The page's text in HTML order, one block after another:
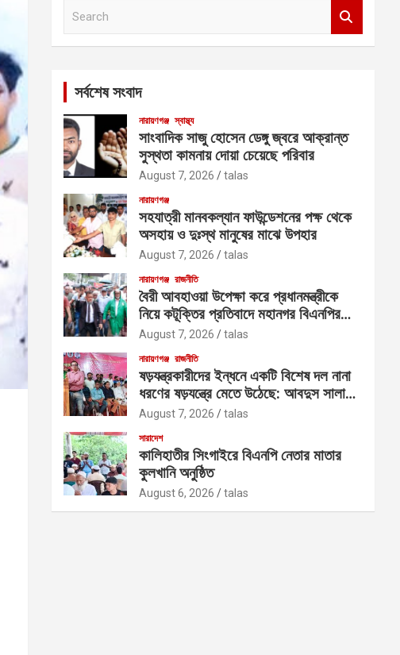
সর্বশেষ সংবাদ
নারায়ণগঞ্জ স্বাস্থ্য
সাংবাদিক সাজু হোসেন ডেঙ্গু জ্বরে আক্রান্ত
সুস্থতা কামনায় দোয়া চেয়েছে পরিবার
August 7, 2026 talas
নারায়ণগঞ্জ
সহযাত্রী মানবকল্যান ফাউন্ডেশনের পক্ষ থেকে
অসহায় ও দুঃস্থ মানুষের মাঝে উপহার
August 7, 2026 talas
নারায়ণগঞ্জ রাজনীতি
বৈরী আবহাওয়া উপেক্ষা করে প্রধানমন্ত্রীকে
নিয়ে কটূক্তির প্রতিবাদে মহানগর বিএনপির
বিক্ষোভ
August 7, 2026 talas
নারায়ণগঞ্জ রাজনীতি
ষড়যন্ত্রকারীদের ইন্ধনে একটি বিশেষ দল নানা
ধরণের ষড়যন্ত্রে মেতে উঠেছে: আবদুস সালাম
আজাদ
August 7, 2026 talas
সারাদেশ
কালিহাতীর সিংগাইরে বিএনপি নেতার মাতার
কুলখানি অনুষ্ঠিত
August 6, 2026 talas